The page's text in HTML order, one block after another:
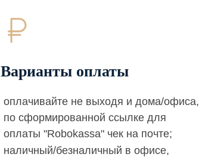
Варианты оплаты
оплачивайте не выходя и дома/офиса,
по сформированной ссылке для
оплаты "Robokassa" чек на почте;
наличный/безналичный в офисе,